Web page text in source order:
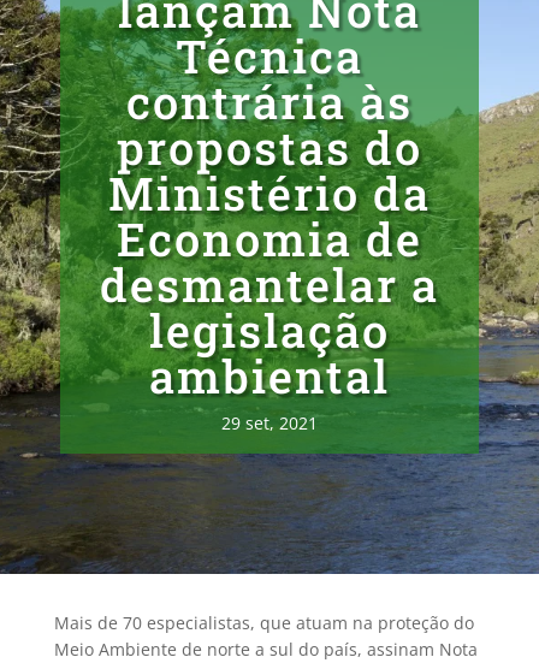
Técnica
contrária às
propostas do
Ministério da
Economia de
desmantelar a
legislação
ambiental
29 set, 2021
Mais de 70 especialistas, que atuam na proteção do
Meio Ambiente de norte a sul do país, assinam Nota